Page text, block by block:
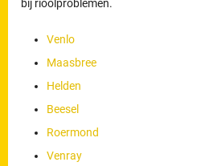
bij rioolproblemen.
Venlo
Maasbree
Helden
Beesel
Roermond
Venray